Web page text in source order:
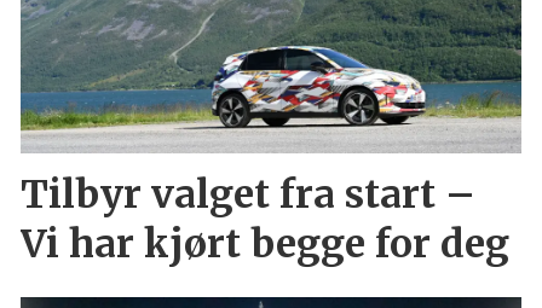
Tilbyr valget fra start –
Vi har kjørt begge for deg